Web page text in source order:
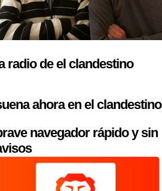
radio de el clandestino
ahora en el clandestino
navegador rápido y sin